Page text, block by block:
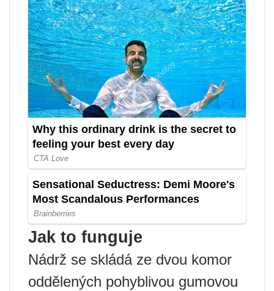
Jak to funguje
Nádrž se skládá ze dvou komor
oddělených pohyblivou gumovou